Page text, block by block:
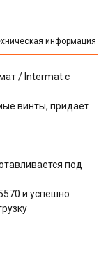
информация
/ Intermat с
винты, придает
под
и успешно